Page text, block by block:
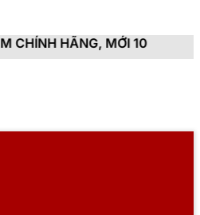
MỚI 100%, ĐẦY ĐỦ CHỨNG